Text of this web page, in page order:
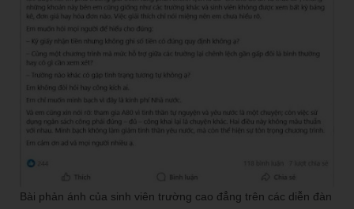
Bài phản ánh của sinh viên trường cao đẳng trên các diễn đàn